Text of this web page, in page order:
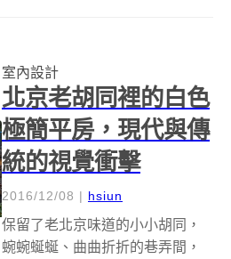
室內設計
北京老胡同裡的白色
極簡平房，現代與傳
統的視覺衝擊
2016/12/08 | hsiun
保留了老北京味道的小小胡同，
蜿蜿蜒蜒、曲曲折折的巷弄間，